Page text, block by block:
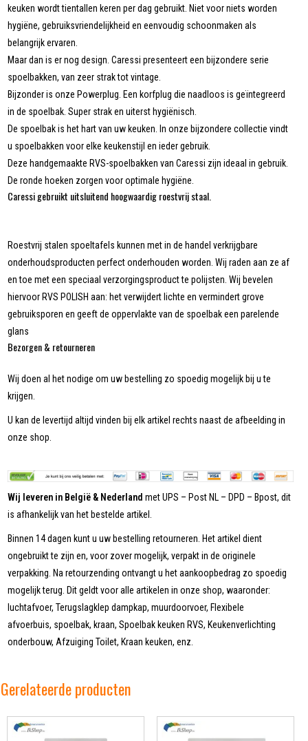
keuken wordt tientallen keren per dag gebruikt. Niet voor niets worden
hygiëne, gebruiksvriendelijkheid en eenvoudig schoonmaken als
belangrijk ervaren.
Maar dan is er nog design. Caressi presenteert een bijzondere serie
spoelbakken, van zeer strak tot vintage.
Bijzonder is onze Powerplug. Een korfplug die naadloos is geïntegreerd
in de spoelbak. Super strak en uiterst hygiënisch.
De spoelbak is het hart van uw keuken. In onze bijzondere collectie vindt
u spoelbakken voor elke keukenstijl en ieder gebruik.
Deze handgemaakte RVS-spoelbakken van Caressi zijn ideaal in gebruik.
De ronde hoeken zorgen voor optimale hygiëne.
Caressi gebruikt uitsluitend hoogwaardig roestvrij staal.
Roestvrij stalen spoeltafels kunnen met in de handel verkrijgbare
onderhoudsproducten perfect onderhouden worden. Wij raden aan ze af
en toe met een speciaal verzorgingsproduct te polijsten. Wij bevelen
hiervoor RVS POLISH aan: het verwijdert lichte en vermindert grove
gebruiksporen en geeft de oppervlakte van de spoelbak een parelende
glans
Bezorgen & retourneren
Wij doen al het nodige om uw bestelling zo spoedig mogelijk bij u te
krijgen.
U kan de levertijd altijd vinden bij elk artikel rechts naast de afbeelding in
onze shop.
Wij leveren in België & Nederland met UPS – Post NL – DPD – Bpost, dit
is afhankelijk van het bestelde artikel.
Binnen 14 dagen kunt u uw bestelling retourneren. Het artikel dient
ongebruikt te zijn en, voor zover mogelijk, verpakt in de originele
verpakking. Na retourzending ontvangt u het aankoopbedrag zo spoedig
mogelijk terug. Dit geldt voor alle artikelen in onze shop, waaronder:
luchtafvoer, Terugslagklep dampkap, muurdoorvoer, Flexibele
afvoerbuis, spoelbak, kraan, Spoelbak keuken RVS, Keukenverlichting
onderbouw, Afzuiging Toilet, Kraan keuken, enz.
Gerelateerde producten